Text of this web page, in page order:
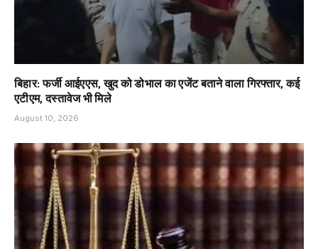
बिहार: फर्जी आईएएस, खुद को डोभाल का एजेंट बताने वाला गिरफ्तार, कई
एटीएम, दस्तावेज भी मिले
August 10, 2026